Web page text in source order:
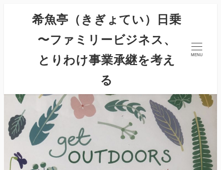
希魚亭（きぎょてい）日乗
〜ファミリービジネス、
とりわけ事業承継を考え
る
MENU